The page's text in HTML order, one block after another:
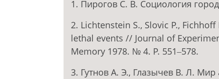
1. Пирогов С. В. Социология
2. Lichtenstein S., Slovic P.,
lethal events // Journal of
Memory 1978. № 4. P. 551‒578.
3. Гутнов А. Э., Глазычев В. Л.